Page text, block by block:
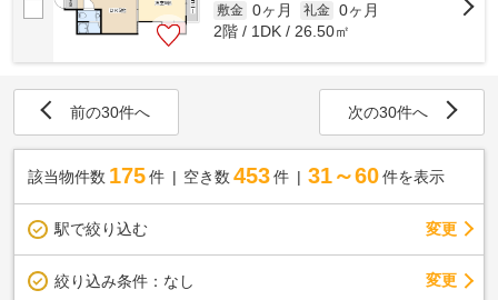
敷金 0ヶ月 礼金 0ヶ月
2階 / 1DK / 26.50㎡
前の30件へ 次の30件へ
該当物件数 175件 空き数 453 件 31～60 件を表示
駅で絞り込む 変更
絞り込み条件： なし 変更